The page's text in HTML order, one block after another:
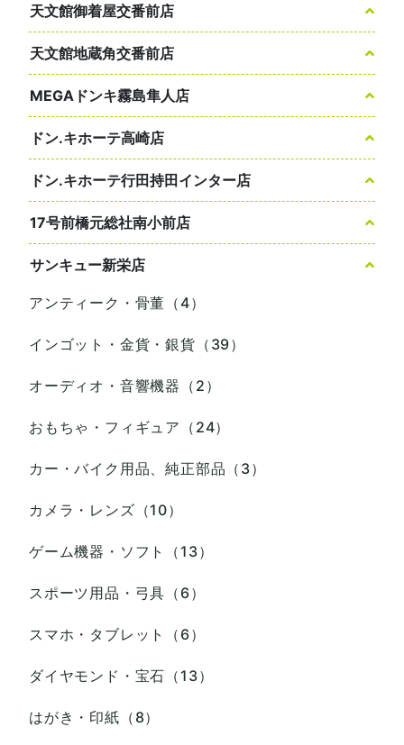
天文館御着屋交番前店
天文館地蔵角交番前店
MEGAドンキ霧島隼人店
ドン.キホーテ高崎店
ドン.キホーテ行田持田インター店
17号前橋元総社南小前店
サンキュー新栄店
アンティーク・骨董（4）
インゴット・金貨・銀貨（39）
オーディオ・音響機器（2）
おもちゃ・フィギュア（24）
カー・バイク用品、純正部品（3）
カメラ・レンズ（10）
ゲーム機器・ソフト（13）
スポーツ用品・弓具（6）
スマホ・タブレット（6）
ダイヤモンド・宝石（13）
はがき・印紙（8）